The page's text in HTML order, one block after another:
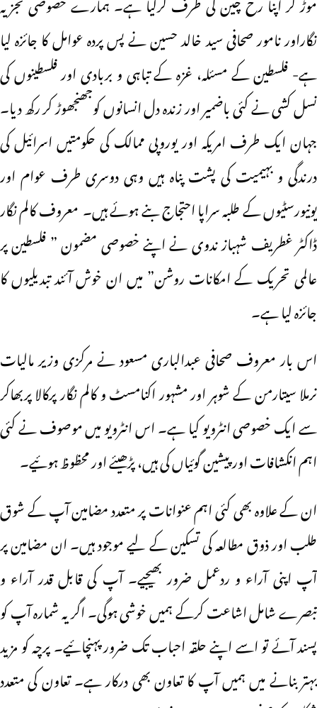
نگاراور نامور صحافی سید خالد حسین نے پس پردہ عوامل کا جائزہ لیا
ہے- فلسطین کے مسئلہ، غزہ کے تباہی و بربادی اور فلسطینوں کی
نسل کشی نے کئی باضمیر اور زندہ دل انسانوں کوجھنجھوڑ کر رکھ دیا۔
جہان ایک طرف امریکہ اور یوروپی ممالک کی حکومتیں اسرائیل کی
درندگی و بہیمیت کی پشت پناہ ہیں وہی دوسری طرف عوام اور
یونیورسٹیوں کے طلبہ سراپا احتجاج بنے ہوئے ہیں۔ معروف کالم نگار
ڈاکٹر غطریف شہباز ندوی نے اپنے خصوصی مضمون ” فلسطین پر
عالمی تحریک کے امکانات روشن” میں ان خوش آئند تبدیلیوں کا
جائزہ لیا ہے۔
اس بار معروف صحافی عبدالباری مسعود نے مرکزی وزیر مالیات
نرملا سیتارمن کے شوہر اور مشہور اکنامسٹ و کالم نگار پرکالا پربھاکر
سے ایک خصوصی انٹرویو کیا ہے۔ اس انٹرویو میں موصوف نے کئی
اہم انکشافات اور پیشین گوئیاں کی ہیں، پڑھیئے اور محظوظ ہوئیے۔
ان کے علاوہ بھی کئی اہم عنوانات پر متعدد مضامین آپ کے شوق
طلب اور ذوق مطالعہ کی تسکین کے لیے موجود ہیں۔ ان مضامین پر
آپ اپنی آراء و ردعمل ضرور بھیجیے۔ آپ کی قابل قدر آراء و
تبصرے شامل اشاعت کرکے ہمیں خوشی ہوگی۔ اگر یہ شمارہ آپ کو
پسند آئے تو اسے اپنے حلقہ احباب تک ضرور پہنچائیے۔ پرچہ کو مزید
بہتر بنانے میں ہمیں آپ کا تعاون بھی درکار ہے۔ تعاون کی متعدد